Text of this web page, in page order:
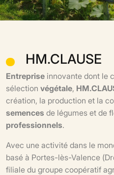
HM.CLAUSE
Entreprise innovante dont le
sélection végétale,
création, la production et la
semences de légumes et de
professionnels.
Avec une activité dans le
basé à Portes-lès-Valence
filiale du groupe coopératif